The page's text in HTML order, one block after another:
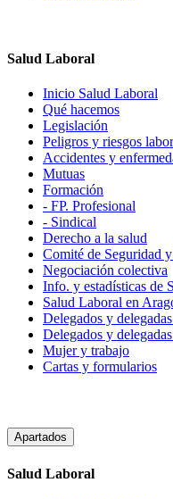
Salud Laboral
Inicio Salud Laboral
Qué hacemos
Legislación
Peligros y riesgos
Accidentes y
Mutuas
Formación
- FP. Profesional
- Sindical
Derecho a la salud
Comité de Seguridad
Negociación colectiva
Info. y estadísticas de
Salud Laboral en
Delegados y
Delegados y
Mujer y trabajo
Cartas y formularios
Apartados
Salud Laboral